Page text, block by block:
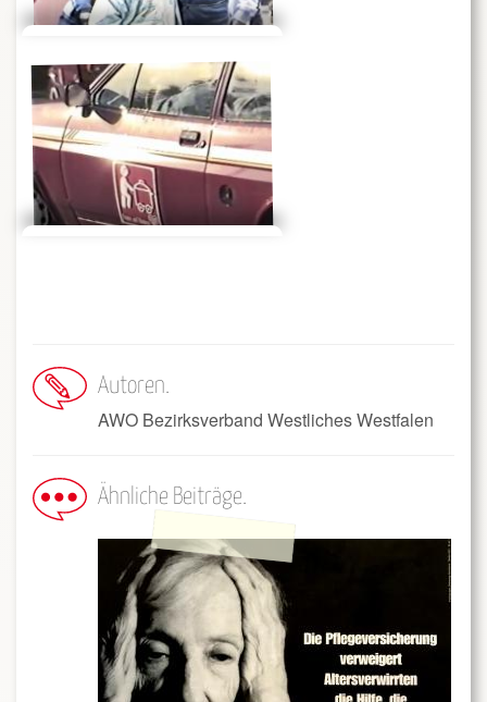
Autoren
AWO Bezirksverband Westliches Westfalen
Ähnliche Beiträge